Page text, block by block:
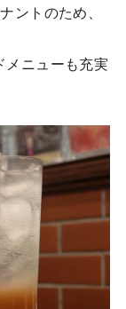
ントのため、
メニューも充実